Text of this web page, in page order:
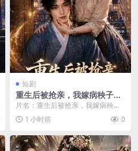
短剧
重生后被抢亲，我嫁病秧子旺
他全族（99集）AI短剧 (202
片名：重生后被抢亲，我嫁病秧子
旺他全族（99集）AI短剧 (2026) 分
类：短...
1 小时前 0